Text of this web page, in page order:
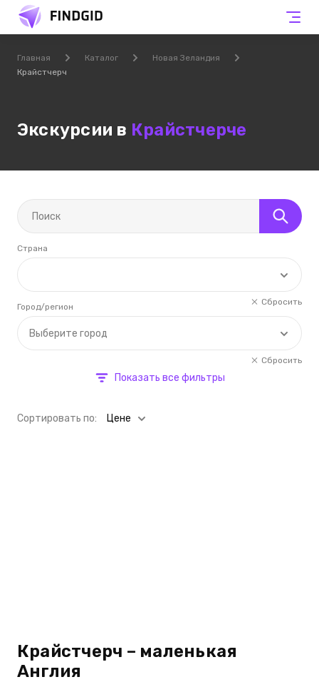
Главная Каталог
Новая Зеландия
Крайстчерч
Экскурсии в Крайстчерче
Страна
Сбросить
Выберите город
Город/регион
Сбросить
Показать все фильтры
Cортировать по: Цене
Крайстчерч – маленькая
Англия